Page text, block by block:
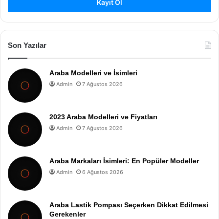
Kayıt Ol
Son Yazılar
Araba Modelleri ve İsimleri
Admin 7 Ağustos 2026
2023 Araba Modelleri ve Fiyatları
Admin 7 Ağustos 2026
Araba Markaları İsimleri: En Popüler Modeller
Admin 6 Ağustos 2026
Araba Lastik Pompası Seçerken Dikkat Edilmesi
Gerekenler